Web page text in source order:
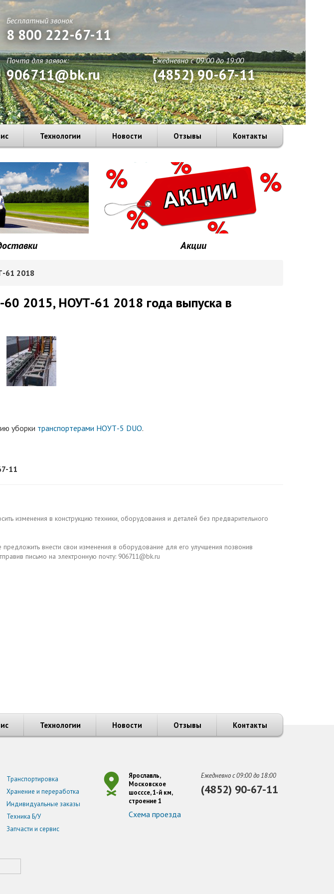
Бесплатный звонок
8 800 222-67-11
Почта для заявок:
906711@bk.ru
Ежедневно с 09:00 до 19:00
(4852) 90-67-11
Технологии Новости Отзывы Контакты
Акции
61 2018
2015, НОУТ-61 2018 года выпуска в
уборки транспортерами НОУТ-5 DUO.
11
изменения в конструкцию техники, оборудования и деталей без предварительного
внести свои изменения в оборудование для его улучшения позвонив
письмо на электронную почту: 906711@bk.ru
Технологии Новости Отзывы Контакты
Транспортировка
Хранение и переработка
Индивидуальные заказы
Техника Б/У
Запчасти и сервис
Ярославль,
Московское
шосссе, 1-й км,
строение 1
Схема проезда
Ежедневно с 09:00 до 18:00
(4852) 90-67-11